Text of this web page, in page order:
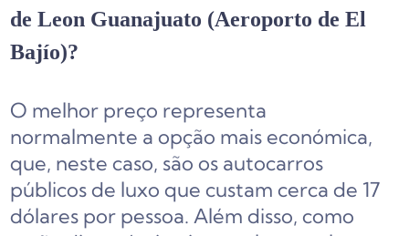
de Leon Guanajuato (Aeroporto de El
Bajío)?
O melhor preço representa
normalmente a opção mais económica,
que, neste caso, são os autocarros
públicos de luxo que custam cerca de 17
dólares por pessoa. Além disso, como